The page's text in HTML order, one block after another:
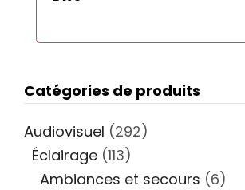
Catégories de produits
Audiovisuel (292)
Éclairage (113)
Ambiances et secours (6)